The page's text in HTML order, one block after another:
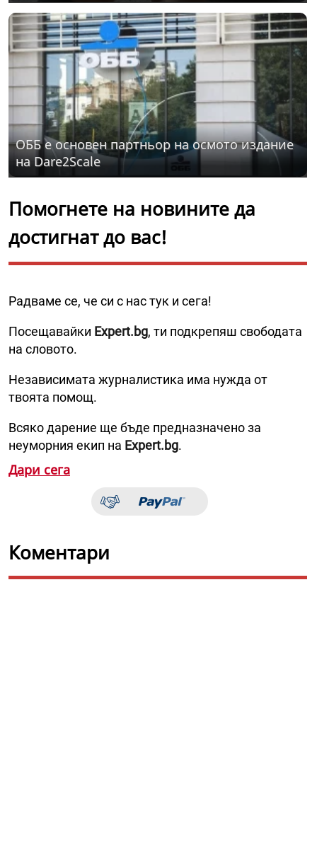
ОББ е основен партньор на осмото издание
на Dare2Scale
Помогнете на новините да
достигнат до вас!
Радваме се, че си с нас тук и сега!
Посещавайки Expert.bg, ти подкрепяш свободата
на словото.
Независимата журналистика има нужда от
твоята помощ.
Всяко дарение ще бъде предназначено за
неуморния екип на Expert.bg.
Дари сега
Коментари